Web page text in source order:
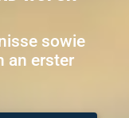
sowie
an erster